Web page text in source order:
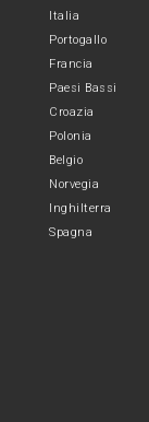
Italia
Portogallo
Francia
Paesi Bassi
Croazia
Polonia
Belgio
Norvegia
Inghilterra
Spagna